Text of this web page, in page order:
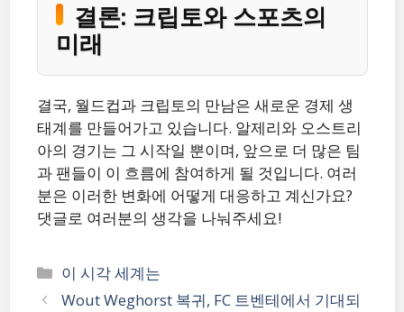
결론: 크립토와 스포츠의
미래
결국, 월드컵과 크립토의 만남은 새로운 경제 생
태계를 만들어가고 있습니다. 알제리와 오스트리
아의 경기는 그 시작일 뿐이며, 앞으로 더 많은 팀
과 팬들이 이 흐름에 참여하게 될 것입니다. 여러
분은 이러한 변화에 어떻게 대응하고 계신가요?
댓글로 여러분의 생각을 나눠주세요!
카
테
이 시각 세계는
Wout Weghorst 복귀, FC 트벤테에서 기대되